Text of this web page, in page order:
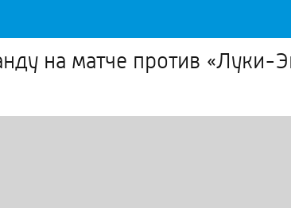
на матче против «Луки-